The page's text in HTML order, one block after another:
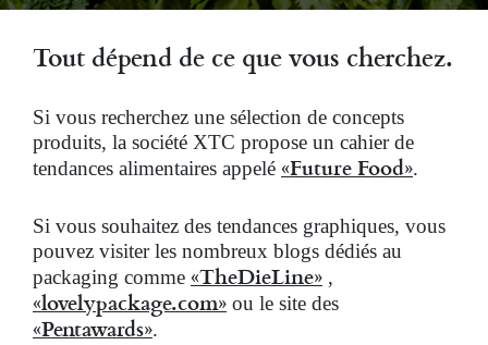
Tout dépend de ce que vous cherchez.
Si vous recherchez une sélection de concepts
produits, la société XTC propose un cahier de
tendances alimentaires appelé «Future Food».
Si vous souhaitez des tendances graphiques, vous
pouvez visiter les nombreux blogs dédiés au
packaging comme «TheDieLine» ,
«lovelypackage.com» ou le site des
«Pentawards».